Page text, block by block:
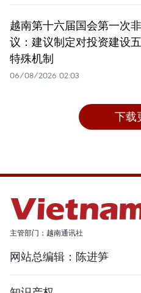
越南第十六届国会第一次
议：建议制定对投资建设
特殊机制
06/08/2026 02:03
下载
主管部门：越南通讯社
网站总编辑：陈进笋